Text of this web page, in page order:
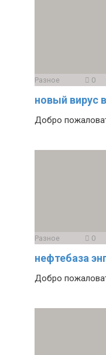
Разное 0
новый вирус
Добро
Разное 0
нефтебаза
Добро